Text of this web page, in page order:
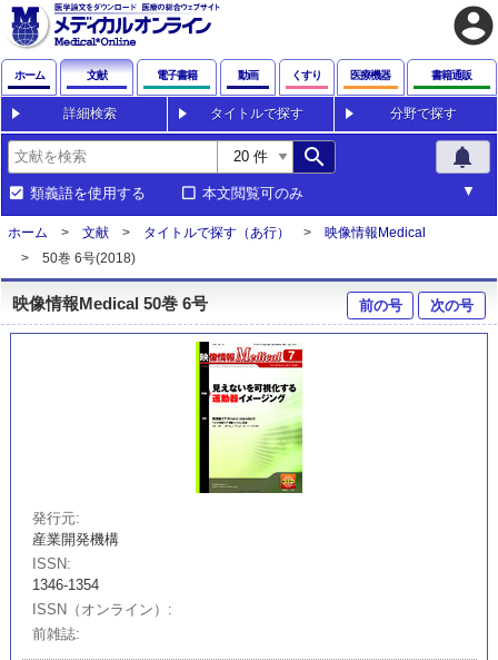
account_circle
ホーム 文献 電子書籍 動画 くすり 医療機器 書籍通販
詳細検索 タイトルで探す 分野で探す
search notifications
類義語を使用する 本文閲覧可のみ
ホーム 文献 タイトルで探す（あ行）
映像情報Medical
50巻 6号(2018)
映像情報Medical 50巻 6号 前の号 次の号
発行元
産業開発機構
ISSN
1346-1354
ISSN（オンライン）
前雑誌